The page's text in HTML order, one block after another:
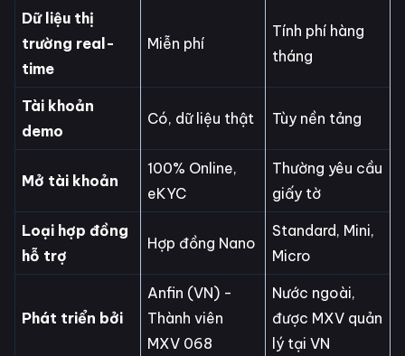
Dữ liệu thị
trường real-
time
Miễn phí
Tính phí hàng
tháng
Tài khoản
demo
Có, dữ liệu thật Tùy nền tảng
Mở tài khoản
100% Online,
eKYC
Thường yêu cầu
giấy tờ
Loại hợp đồng
hỗ trợ
Hợp đồng Nano
Standard, Mini,
Micro
Phát triển bởi
Anfin (VN) -
Thành viên
MXV 068
Nước ngoài,
được MXV quản
lý tại VN